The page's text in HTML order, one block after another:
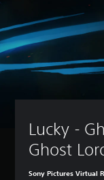
Lucky -
Ghost
Sony Pictures Virtual